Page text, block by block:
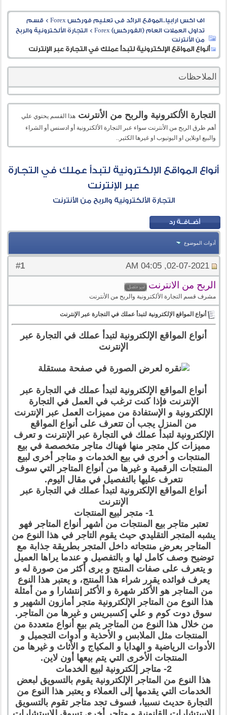
اف اكس ارابيا..الموقع الرائد فى تعليم فوركس Forex > قسم
تداول العملات العام (الفوركس) Forex
>التجارة الألكترونية والربح
من الأنترنت
أنواع المواقع الإلكترونية لتبدأ عملك في التجارة عبر الإنترنت
الملاحظات
التجارة الألكترونية والربح من الأنترنت هذا القسم يحتوي علي
أهم طرق الربح من الأنترنت سواء عبر التجارة الألكترونية أو ادسنس أو الشراء
والبيع اونلاين او اليوتيوب او غيرها الكثير..
أنواع المواقع الإلكترونية لتبدأ عملك في التجارة
عبر الإنترنت
التجارة الألكترونية والربح من الأنترنت
أدوات الموضوع
#
1 02-07-2021, 04:05 AM
الربح من الانترنت
مشرف قسم التجارة الألكترونية والربح من الأنترنت
أنواع المواقع الإلكترونية لتبدأ عملك في التجارة عبر الإنترنت
أنواع المواقع الإلكترونية لتبدأ عملك في التجارة عبر
الإنترنت
أنواع المواقع الإلكترونية لتبدأ عملك في التجارة عبر
الإنترنت فإذا كنت ترغب في العمل في التجارة
الإلكترونية و الإستفادة من مميزات العمل عبر الإنترنت
من المنزل يجب أن تتعرف على أنواع المواقع
الإلكترونية لتبدأ عملك في التجارة عبر الإنترنت و تعرف
مميزات كل متجر منها فهناك متاجر متخصصة في بيع
المنتجات و أخرى في بيع الخدمات و متاجر أخرى لبيع
المنتجات الرقمية و غيرها من أنواع المتاجر التي سوف
نتعرف عليها بالتفصيل في مقال اليوم.
أنواع المواقع الإلكترونية لتبدأ عملك في التجارة عبر
الإنترنت
1- متجر لبيع المنتجات
تعتبر متاجر بيع المنتجات من أشهر أنواع المتاجر فهو
يشبه المتجر التقليدي حيث يقوم التاجر في هذا النوع من
المتاجر بعرض منتجاته داخل المتجر بطريقة جذابة مع
توضيح وصف كامل لها و بالتفصيل و عندما يراها العميل
و يتعرف على صفات المنتج و يرى أكثر من صورة له و
يعرف فوائده يقرر شراء هذا المنتج، و يعتبر هذا النوع
من المتاجر هو الأكثر شهرة و الأكثر إنتشارا و من أمثلة
هذا النوع من المتاجر الإلكترونية متجر أمازون الشهير و
سوق دوت كوم و علي إكسبريس و غيرها من المتاجر.
من خلال هذا النوع من المتاجر يتم بيع أنواع متعددة من
المنتجات مثل الملابس و الأحذية و أدوات التجميل و
الأدوات الرياضية و الهدايا و المكياج و الأثاث و غيرها من
المنتجات الأخرى التي يتم بيعها أون لاين.
2- متاجر إلكترونية لبيع الخدمات
هذا النوع من المتاجر الإلكترونية يقوم بالتسويق لبعض
الخدمات التي يقدمها إلى العملاء و يعتبر هذا النوع من
التجارة حديث نسبيا، فسوف تجد متاجر تقوم بالتسويق